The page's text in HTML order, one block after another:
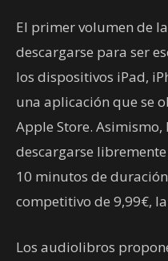
El primer volumen de
descargarse para ser
los dispositivos iPad,
una aplicación que se
Apple Store.
descargarse
10 minutos de
competitivo de 9,99€,
Los audiolibros